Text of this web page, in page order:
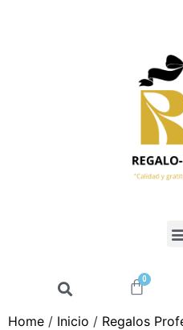
0
Home / Inicio / Regalos